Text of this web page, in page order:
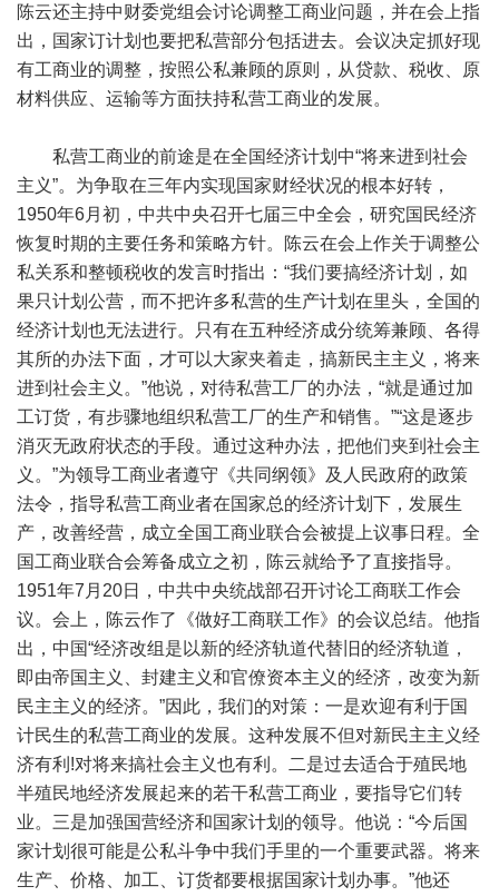
陈云还主持中财委党组会讨论调整工商业问题，并在会上指
出，国家订计划也要把私营部分包括进去。会议决定抓好现
有工商业的调整，按照公私兼顾的原则，从贷款、税收、原
材料供应、运输等方面扶持私营工商业的发展。
私营工商业的前途是在全国经济计划中“将来进到社会
主义”。为争取在三年内实现国家财经状况的根本好转，
1950年6月初，中共中央召开七届三中全会，研究国民经济
恢复时期的主要任务和策略方针。陈云在会上作关于调整公
私关系和整顿税收的发言时指出：“我们要搞经济计划，如
果只计划公营，而不把许多私营的生产计划在里头，全国的
经济计划也无法进行。只有在五种经济成分统筹兼顾、各得
其所的办法下面，才可以大家夹着走，搞新民主主义，将来
进到社会主义。”他说，对待私营工厂的办法，“就是通过加
工订货，有步骤地组织私营工厂的生产和销售。”“这是逐步
消灭无政府状态的手段。通过这种办法，把他们夹到社会主
义。”为领导工商业者遵守《共同纲领》及人民政府的政策
法令，指导私营工商业者在国家总的经济计划下，发展生
产，改善经营，成立全国工商业联合会被提上议事日程。全
国工商业联合会筹备成立之初，陈云就给予了直接指导。
1951年7月20日，中共中央统战部召开讨论工商联工作会
议。会上，陈云作了《做好工商联工作》的会议总结。他指
出，中国“经济改组是以新的经济轨道代替旧的经济轨道，
即由帝国主义、封建主义和官僚资本主义的经济，改变为新
民主主义的经济。”因此，我们的对策：一是欢迎有利于国
计民生的私营工商业的发展。这种发展不但对新民主主义经
济有利!对将来搞社会主义也有利。二是过去适合于殖民地
半殖民地经济发展起来的若干私营工商业，要指导它们转
业。三是加强国营经济和国家计划的领导。他说：“今后国
家计划很可能是公私斗争中我们手里的一个重要武器。将来
生产、价格、加工、订货都要根据国家计划办事。”他还